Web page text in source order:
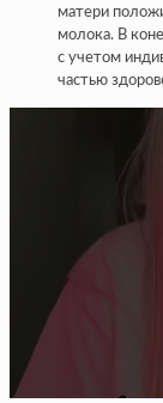
матери
молока. В
с учетом
частью